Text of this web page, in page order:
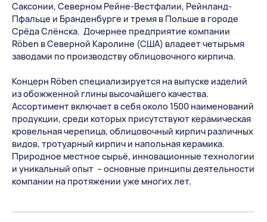
Саксонии, Северном Рейне-Вестфалии, Рейнланд-
Пфальце и Бранденбурге и тремя в Польше в городе
Срёда Слёнска. Дочернее предприятие компании
Röben в Северной Каролине (США) владеет четырьмя
заводами по производству облицовочного кирпича.
Концерн Röben специализируется на выпуске изделий
из обожженной глины высочайшего качества.
Ассортимент включает в себя около 1500 наименований
продукции, среди которых присутствуют керамическая
кровельная черепица, облицовочный кирпич различных
видов, тротуарный кирпич и напольная керамика.
Природное местное сырьё, инновационные технологии
и уникальный опыт – основные принципы деятельности
компании на протяжении уже многих лет.